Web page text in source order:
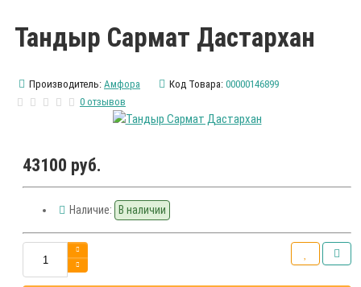
Тандыр Сармат Дастархан
Производитель: Амфора Код Товара: 00000146899
0 отзывов
43100 руб.
Наличие: В наличии